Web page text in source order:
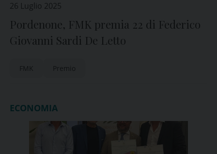
26 Luglio 2025
Pordenone, FMK premia 22 di Federico
Giovanni Sardi De Letto
FMK Premio
ECONOMIA